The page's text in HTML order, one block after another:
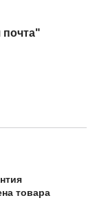
почта"
товара